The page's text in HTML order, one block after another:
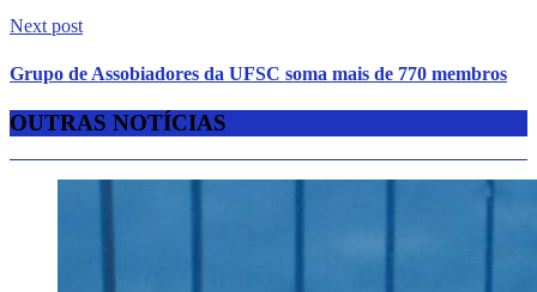
Next post
Grupo de Assobiadores da UFSC soma mais de 770 membros
OUTRAS NOTÍCIAS